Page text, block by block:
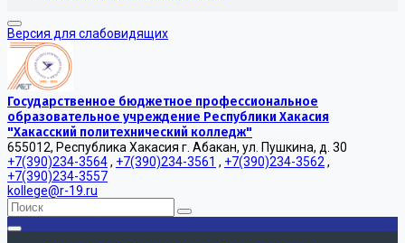
Версия для слабовидящих
Государственное бюджетное профессиональное
образовательное учреждение Республики Хакасия
"Хакасский политехнический колледж"
655012, Республика Хакасия г. Абакан, ул. Пушкина, д. 30
+7(390)234-3564, +7(390)234-3561 , +7(390)234-3562 ,
+7(390)234-3557
kollege@r-19.ru